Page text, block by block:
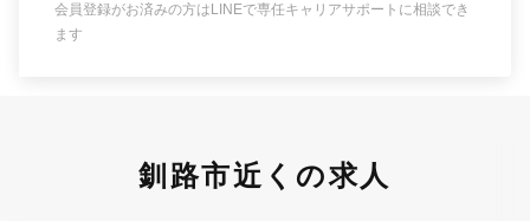
会員登録がお済みの方はLINEで専任キャリアサポートに相談でき
ます
釧路市近くの求人